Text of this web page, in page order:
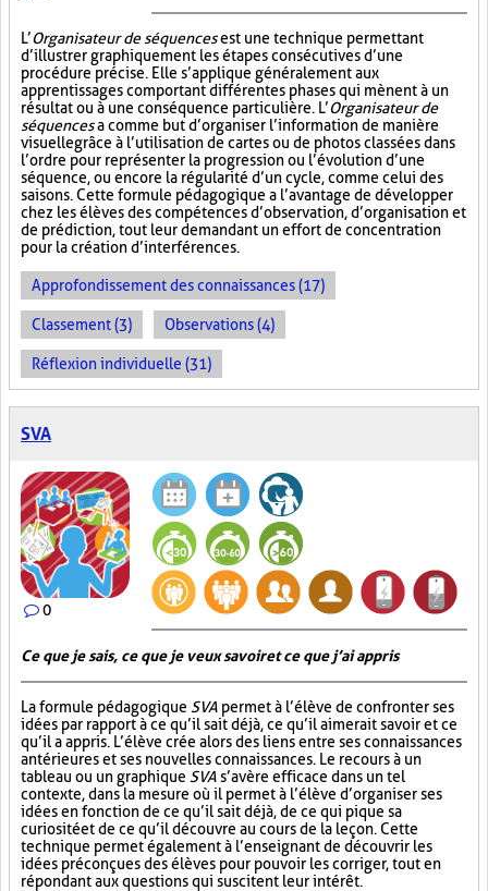
L’Organisateur de séquencesest une technique permettant
d’illustrer graphiquement les étapes consécutives d’une
procédure précise. Elle s’applique généralement aux
apprentissages comportant différentes phases qui mènent à un
résultat ou à une conséquence particulière. L’Organisateur de
séquencesa comme but d’organiser l’information de manière
visuellegrâce à l’utilisation de cartes ou de photos classées dans
l’ordre pour représenter la progression ou l’évolution d’une
séquence, ou encore la régularité d’un cycle, comme celui des
saisons. Cette formule pédagogique a l’avantage de développer
chez les élèves des compétences d’observation, d’organisation et
de prédiction, tout leur demandant un effort de concentration
pour la création d’interférences.
Approfondissement des connaissances (17)
Classement (3) Observations (4)
Réflexion individuelle (31)
SVA
0
Ce que je sais, ce que je veux savoir et ce que j’ai appris
La formule pédagogique SVA permet à l’élève de confronter ses
idées par rapport à ce qu’il sait déjà, ce qu’il aimerait savoir et ce
qu’il a appris. L’élève crée alors des liens entre ses connaissances
antérieures et ses nouvelles connaissances. Le recours à un
tableau ou un graphique SVA s’avère efficace dans un tel
contexte, dans la mesure où il permet à l’élève d’organiser ses
idées en fonction de ce qu’il sait déjà, de ce qui pique sa
curiosité et de ce qu’il découvre au cours de la leçon. Cette
technique permet également à l’enseignant de découvrir les
idées préconçues des élèves pour pouvoir les corriger, tout en
répondant aux questions qui suscitent leur intérêt.